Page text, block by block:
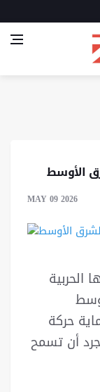
الأوسط
MAY 09 2026
الحربية
حركة
أن تسمح